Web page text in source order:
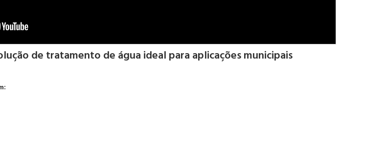
de tratamento de água ideal para aplicações municipais